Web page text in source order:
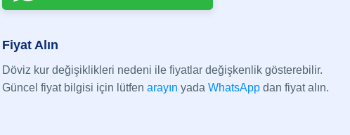
Fiyat Alın
Döviz kur değişiklikleri nedeni ile fiyatlar değişkenlik gösterebilir.
Güncel fiyat bilgisi için lütfen arayın yada WhatsApp dan fiyat alın.